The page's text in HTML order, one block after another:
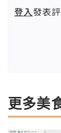
登入發表
更多美